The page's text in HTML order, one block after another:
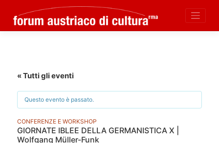
« Tutti gli eventi
Questo evento è passato.
CONFERENZE E WORKSHOP
GIORNATE IBLEE DELLA GERMANISTICA X |
Wolfgang Müller-Funk